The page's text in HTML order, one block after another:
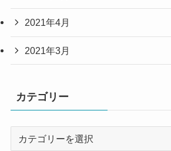
2021年4月
2021年3月
カテゴリー